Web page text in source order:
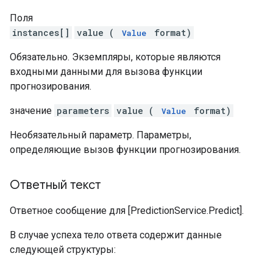
Поля
instances[]
value ( Value format)
Обязательно. Экземпляры, которые являются
входными данными для вызова функции
прогнозирования.
значение parameters value ( Value format)
Необязательный параметр. Параметры,
определяющие вызов функции прогнозирования.
Ответный текст
Ответное сообщение для [PredictionService.Predict].
В случае успеха тело ответа содержит данные
следующей структуры: